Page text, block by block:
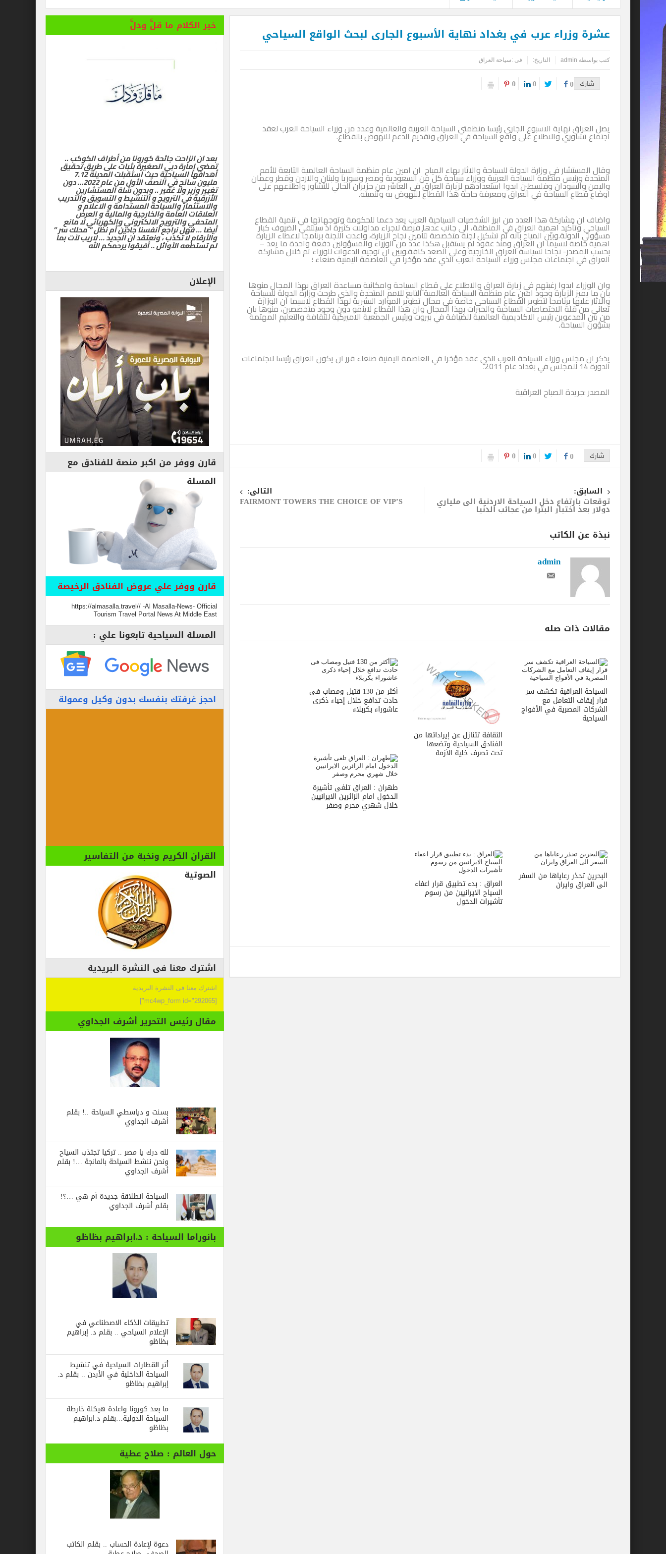
عشرة وزراء عرب في بغداد نهاية الأسبوع الجارى لبحث الواقع السياحي
كتب بواسطة admin التاريخ: فى :سياحة العراق
شارك 0
0
0
يصل العراق نهاية الاسبوع الجارى رئيسا منظمتي السياحة العربية والعالمية وعدد من وزراء السياحة العرب لعقد
اجتماع تشاوري والاطلاع على واقع السياحة في العراق وتقديم الدعم للنهوض بالقطاع.
وقال المستشار في وزارة الدولة للسياحة والاثار بهاء المياح ان امين عام منظمة السياحة العالمية التابعة للأمم
المتحدة ورئيس منظمة السياحة العربية ووزراء سياحة كل من السعودية ومصر وسوريا ولبنان والاردن وقطر وعمان
واليمن والسودان وفلسطين ابدوا استعدادهم لزيارة العراق في العاشر من حزيران الحالي للتشاور واطلاعهم على
اوضاع قطاع السياحة في العراق ومعرفة حاجة هذا القطاع للنهوض به وتنميته.
واضاف ان مشاركة هذا العدد من ابرز الشخصيات السياحية العرب يعد دعما للحكومة وتوجهاتها في تنمية القطاع
السياحي وتأكيد اهمية العراق في المنطقة، الى جانب عدها فرصة لاجراء مداولات كثيرة اذ سيلتقي الضيوف كبار
مسؤولي الدولة.وبيّن المياح بانه تم تشكيل لجنة متخصصة لتأمين نجاح الزيارة، واعدت اللجنة برنامجا لاعطاء الزيارة
اهمية خاصة لاسيما ان العراق ومنذ عقود لم يستقبل هكذا عدد من الوزراء والمسؤولين دفعة واحدة ما يعد –
بحسب المصدر- نجاحا لسياسة العراق الخارجية وعلى الصعد كافة.وبين ان توجيه الدعوات للوزراء تم خلال مشاركة
العراق في اجتماعات مجلس وزراء السياحة العرب الذي عقد مؤخرا في العاصمة اليمنية صنعاء ؛
وان الوزراء ابدوا رغبتهم في زيارة العراق والاطلاع على قطاع السياحة وامكانية مساعدة العراق بهذا المجال منوها
بان ما يميز الزيارة وجود امين عام منظمة السياحة العالمية التابع للامم المتحدة والذي طرحت وزارة الدولة للسياحة
والاثار عليها برنامجا لتطوير القطاع السياحي خاصة في مجال تطوير الموارد البشرية لهذا القطاع لاسيما ان الوزارة
تعاني من قلة الاختصاصات السياحية والخبرات بهذا المجال وان هذا القطاع لاينمو دون وجود متخصصين، منوها بان
من بين المدعوين رئيس الاكاديمية العالمية للضيافة في بيروت ورئيس الجمعية الاميركية للثقافة والتعليم المهتمة
بشؤون السياحة.
يذكر ان مجلس وزراء السياحة العرب الذي عقد مؤخرا في العاصمة اليمنية صنعاء قرر ان يكون العراق رئيسا لاجتماعات
الدورة 14 للمجلس في بغداد عام 2011.
المصدر :جريدة الصباح العراقية
شارك 0
0
0
السابق:
توقعات بارتفاع دخل السياحة الاردنية الى ملياري
دولار بعد اختيار البترا من عجائب الدنيا
التالى:
FAIRMONT TOWERS THE CHOICE OF VIP’S
نبذة عن الكاتب
admin
مقالات ذات صله
السياحة العراقية تكشف سر
قرار إيقاف التعامل مع
الشركات المصرية في الأفواج
السياحية
الثقافة تتنازل عن إيراداتها من
الفنادق السياحية وتضعها
تحت تصرف خلية الأزمة
أكثر من 130 قتيل ومصاب فى
حادث تدافع خلال إحياء ذكرى
عاشوراء بكربلاء
طهران : العراق تلغى تأشيرة
الدخول امام الزائرين الايرانيين
خلال شهري محرم وصفر
البحرين تحذر رعاياها من السفر
الى العراق وايران العراق : بدء تطبيق قرار اعفاء
السياح الايرانيين من رسوم
تأشيرات الدخول
خير الكلام ما قلَّ ودلَّ
بعد ان انزاحت جائحة كورونا من أطراف الكوكب ..
تمضي إمارة دبي الصغيرة بثبات على طريق تحقيق
أهدافها السياحية حيث استقبلت المدينة 7.12
مليون سائح في النصف الأول من عام 2022… دون
تغيير وزير ولا غفير .. وبدون شلة المستشارين
الأزرقية في الترويج و التنشيط و التسويق والتدريب
والاستثمار والسياحة المستدامة و الاعلام و
العلاقات العامة والخارجية والمالية و العرض
المتحفي والترويج الالكتروني والكهربائي لا مانع
أيضا … فهل نراجع أنفسنا جادين أم نظل ” محلك سر ”
والأرقام لا تكذب ، ونعتقد ان الجديد … لاريب لآت بما
لم تستطعه الأوائل .. أفيقوا يرحمكم الله
الإعلان
قارن ووفر من اكبر منصة للفنادق مع
المسلة
قارن ووفر علي عروض الفنادق الرخيصة
https://almasalla.travel// -Al Masalla-News- Official
Tourism Travel Portal News At Middle East
المسلة السياحية تابعونا علي :
احجز غرفتك بنفسك بدون وكيل وعمولة
القران الكريم ونخبة من التفاسير
الصوتية
اشترك معنا فى النشرة البريدية
اشترك معنا فى النشرة البريدية
[mc4wp_form id="292065"]
مقال رئيس التحرير أشرف الجداوي
بسنت و دياسطي السياحة ..! بقلم
أشرف الجداوي
لله درك يا مصر .. تركيا تجتذب السياح
ونحن ننشط السياحة بالمانجة …! بقلم
أشرف الجداوي
السياحة انطلاقة جديدة أم هي …؟!
بقلم أشرف الجداوي
بانوراما السياحة : د.ابراهيم بظاظو
تطبيقات الذكاء الاصطناعي في
الإعلام السياحي .. بقلم د. إبراهيم
بظاظو
أثر القطارات السياحية في تنشيط
السياحة الداخلية في الأردن .. بقلم د.
إبراهيم بظاظو
ما بعد كورونا واعادة هيكلة خارطة
السياحة الدولية…بقلم د.ابراهيم
بظاظو
حول العالم : صلاح عطية
دعوة لإعادة الحساب .. بقلم الكاتب